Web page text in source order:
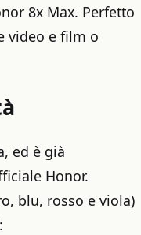
8x Max. Perfetto
video e film o
ed è già
Honor.
blu, rosso e viola)